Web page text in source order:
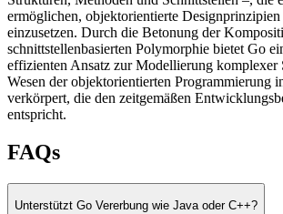
ermöglichen, objektorientierte
einzusetzen. Durch die Betonung der
schnittstellenbasierten Polymorphie bietet Go
effizienten Ansatz zur Modellierung komplexer
Wesen der objektorientierten Programmierung
verkörpert, die den zeitgemäßen
entspricht.
FAQs
Unterstützt Go Vererbung wie Java oder C++?